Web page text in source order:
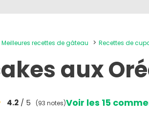
Meilleures recettes de gâteau Recettes de
aux
4.2 / 5 (93 notes)Voir les 15